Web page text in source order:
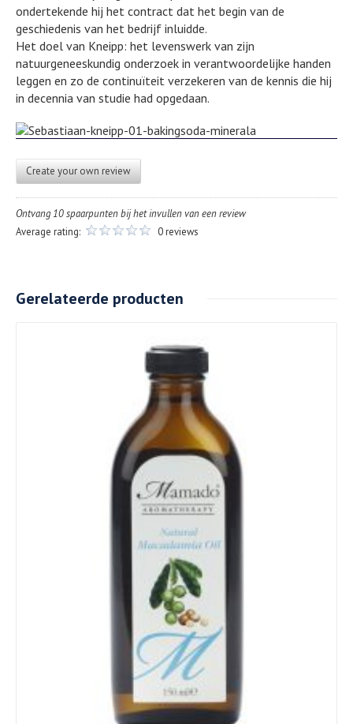
ondertekende hij het contract dat het begin van de
geschiedenis van het bedrijf inluidde.
Het doel van Kneipp: het levenswerk van zijn
natuurgeneeskundig onderzoek in verantwoordelijke handen
leggen en zo de continuïteit verzekeren van de kennis die hij
in decennia van studie had opgedaan.
Create your own review
Ontvang 10 spaarpunten bij het invullen van een review
Average rating:
0 reviews
Gerelateerde producten